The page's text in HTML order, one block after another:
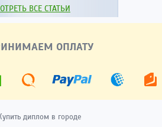
ВСЕ СТАТЬИ
ОПЛАТУ
диплом в городе